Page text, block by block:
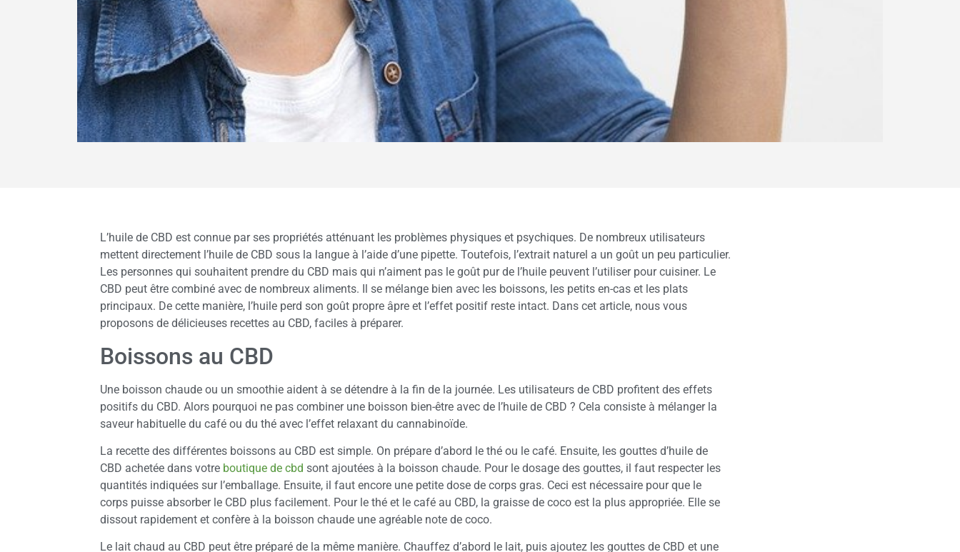
L’huile de CBD est connue par ses propriétés atténuant les problèmes physiques et psychiques. De nombreux utilisateurs
mettent directement l’huile de CBD sous la langue à l’aide d’une pipette. Toutefois, l’extrait naturel a un goût un peu particulier.
Les personnes qui souhaitent prendre du CBD mais qui n’aiment pas le goût pur de l’huile peuvent l’utiliser pour cuisiner. Le
CBD peut être combiné avec de nombreux aliments. Il se mélange bien avec les boissons, les petits en-cas et les plats
principaux. De cette manière, l’huile perd son goût propre âpre et l’effet positif reste intact. Dans cet article, nous vous
proposons de délicieuses recettes au CBD, faciles à préparer.
Boissons au CBD
Une boisson chaude ou un smoothie aident à se détendre à la fin de la journée. Les utilisateurs de CBD profitent des effets
positifs du CBD. Alors pourquoi ne pas combiner une boisson bien-être avec de l’huile de CBD ? Cela consiste à mélanger la
saveur habituelle du café ou du thé avec l’effet relaxant du cannabinoïde.
La recette des différentes boissons au CBD est simple. On prépare d’abord le thé ou le café. Ensuite, les gouttes d’huile de
CBD achetée dans votre boutique de cbd sont ajoutées à la boisson chaude. Pour le dosage des gouttes, il faut respecter les
quantités indiquées sur l’emballage. Ensuite, il faut encore une petite dose de corps gras. Ceci est nécessaire pour que le
corps puisse absorber le CBD plus facilement. Pour le thé et le café au CBD, la graisse de coco est la plus appropriée. Elle se
dissout rapidement et confère à la boisson chaude une agréable note de coco.
Le lait chaud au CBD peut être préparé de la même manière. Chauffez d’abord le lait, puis ajoutez les gouttes de CBD et une